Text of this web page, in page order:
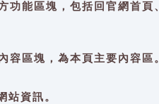
區塊，包括回官網首頁
區塊，為本頁主要內容區
資訊。